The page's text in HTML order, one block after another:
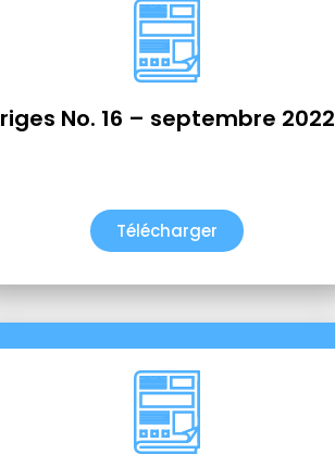
riges No. 16 – septembre 2022
Télécharger